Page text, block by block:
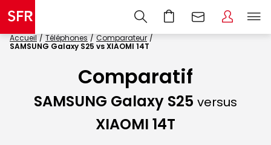
Accueil Téléphones
Comparateur
SAMSUNG Galaxy S25 vs XIAOMI 14T
Comparatif
SAMSUNG Galaxy S25 versus
XIAOMI 14T